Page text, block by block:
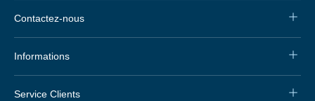
Contactez-nous
Informations
Service Clients